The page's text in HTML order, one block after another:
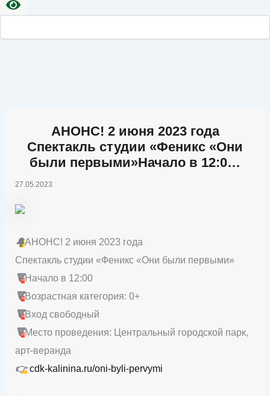
АНОНС! 2 июня 2023 года
Спектакль студии «Феникс «Они
были первыми»Начало в 12:0…
27.05.2023
🔔АНОНС! 2 июня 2023 года
Спектакль студии «Феникс «Они были первыми»
🔻Начало в 12:00
🔻Возрастная категория: 0+
🔻Вход свободный
🔻Место проведения: Центральный городской парк,
арт-веранда
👉 cdk-kalinina.ru/oni-byli-pervymi